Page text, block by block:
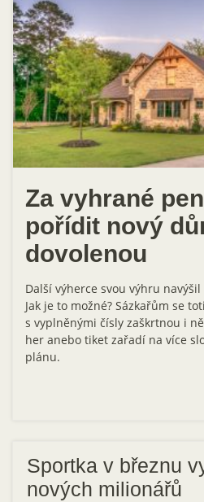
Za vyhrané
pořídit nový
dovolenou
Další výherce svou výhru
Jak je to možné? Sázkařům se
s vyplněnými čísly zaškrtnou i
her anebo tiket zařadí na více
plánu.
Sportka v březnu
nových milionářů